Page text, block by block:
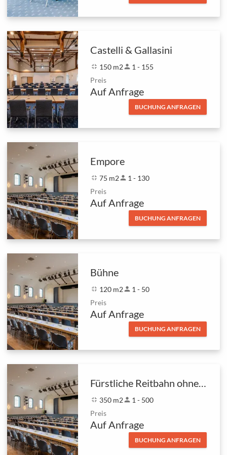
Castelli & Gallasini
fullscreen_exit 150 m2person 1 - 155
Preis
Auf Anfrage
BUCHUNG ANFRAGEN
Empore
fullscreen_exit 75 m2person 1 - 130
Preis
Auf Anfrage
BUCHUNG ANFRAGEN
Bühne
fullscreen_exit 120 m2person 1 - 50
Preis
Auf Anfrage
BUCHUNG ANFRAGEN
Fürstliche Reitbahn ohne Bühne und Empore
fullscreen_exit 350 m2person 1 - 500
Preis
Auf Anfrage
BUCHUNG ANFRAGEN